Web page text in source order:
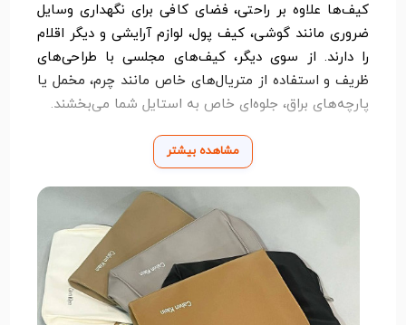
کیف‌ها علاوه بر راحتی، فضای کافی برای نگهداری وسایل
ضروری مانند گوشی، کیف پول، لوازم آرایشی و دیگر اقلام
را دارند. از سوی دیگر، کیف‌های مجلسی با طراحی‌های
ظریف و استفاده از متریال‌های خاص مانند چرم، مخمل یا
پارچه‌های براق، جلوه‌ای خاص به استایل شما می‌بخشند.
در هنگام خرید کیف زنانه، کیفیت دوخت، جنس متریال و
نوع کاربرد آن را در نظر بگیرید. انتخاب رنگ و طرح نیز
نقش مهمی در هماهنگی با سایر لباس‌ها و اکسسوری‌های
شما دارد. رنگ‌های کلاسیک مانند مشکی، قهوه‌ای و بژ
همیشه مد هستند، اما اگر به دنبال یک استایل خاص‌تر
هستید، می‌توانید رنگ‌های پاستلی یا مدل‌های طرح‌دار را
امتحان کنید.
مشاهده بیشتر